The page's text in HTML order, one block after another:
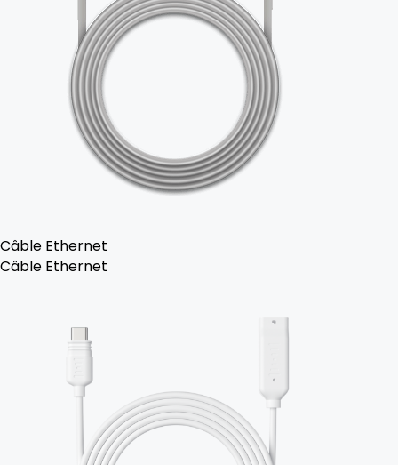
Câble Ethernet
Câble Ethernet